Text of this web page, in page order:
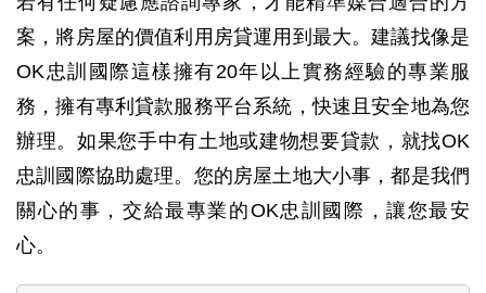
案，將房屋的價值利用房貸運用到最大。建議找像是
OK忠訓國際這樣擁有20年以上實務經驗的專業服
務，擁有專利貸款服務平台系統，快速且安全地為您
辦理。如果您手中有土地或建物想要貸款，就找OK
忠訓國際協助處理。您的房屋土地大小事，都是我們
關心的事，交給最專業的OK忠訓國際，讓您最安
心。